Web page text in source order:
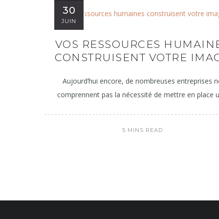
30
JUIN
VOS RESSOURCES
CONSTRUISENT VOTRE
Aujourd’hui encore, de nombreuses entreprises
comprennent pas la nécessité de mettre en place
5 MINS READ